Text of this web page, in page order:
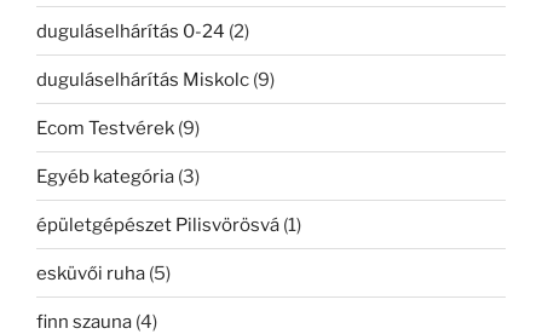
duguláselhárítás 0-24 (2)
duguláselhárítás Miskolc (9)
Ecom Testvérek (9)
Egyéb kategória (3)
épületgépészet Pilisvörösvá (1)
esküvői ruha (5)
finn szauna (4)